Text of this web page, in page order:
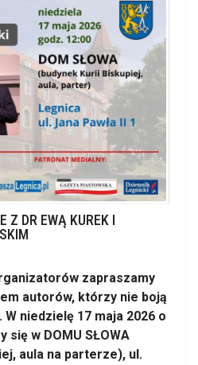
Z DR EWĄ KUREK I
zapraszamy
autorów, którzy nie boją
niedzielę 17 maja 2026 o
się w DOMU SŁOWA
aula na parterze), ul.